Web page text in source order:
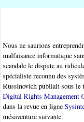
Nous ne saurions
malfaisance informatique
scandale le dispute au
spécialiste reconnu des
Russinovich publiait sous le
Digital Rights Management
dans la revue en ligne
mésaventure suivante.